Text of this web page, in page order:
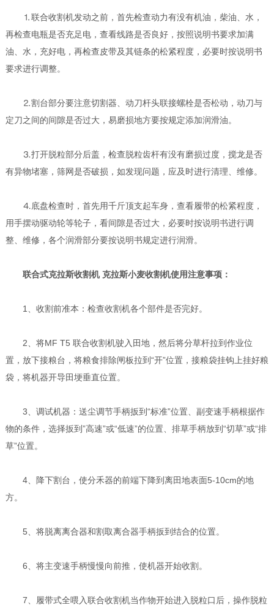
⒈联合收割机发动之前，首先检查动力有没有机油，柴油、水，
再检查电瓶是否充足电，查看线路是否良好，按照说明书要求加满
油、水，充好电，再检查皮带及其链条的松紧程度，必要时按说明书
要求进行调整。
⒉割台部分要注意切割器、动刀杆头联接螺栓是否松动，动刀与
定刀之间的间隙是否过大，易磨损地方要按规定添加润滑油。
⒊打开脱粒部分后盖，检查脱粒齿杆有没有磨损过度，搅龙是否
有异物堵塞，筛网是否破损，如发现问题，应及时进行清理、维修。
⒋底盘检查时，首先用千斤顶支起车身，查看履带的松紧程度，
用手摆动驱动轮等轮子，看间隙是否过大，必要时按说明书进行调
整、维修，各个润滑部分要按说明书规定进行润滑。
联合式克拉斯收割机 克拉斯小麦收割机使用注意事项：
1、收割前准本：检查收割机各个部件是否完好。
2、将MF T5 联合收割机驶入田地，然后将分草杆拉到作业位
置，放下接粮台，将粮食排除闸板拉到“开”位置，接粮袋挂钩上挂好粮
袋，将机器开导田埂垂直位置。
3、调试机器：送尘调节手柄扳到“标准”位置、副变速手柄根据作
物的条件，选择扳到”高速”或“低速”的位置、排草手柄放到“切草”或“排
草”位置。
4、降下割台，使分禾器的前端下降到离田地表面5-10cm的地
方。
5、将脱离离合器和割取离合器手柄扳到结合的位置。
6、将主变速手柄慢慢向前推，使机器开始收割。
7、履带式全喂入联合收割机当作物开始进入脱粒口后，操作脱粒